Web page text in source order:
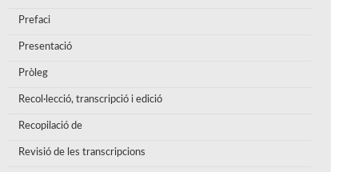
Prefaci
Presentació
Pròleg
Recol·lecció, transcripció i edició
Recopilació de
Revisió de les transcripcions